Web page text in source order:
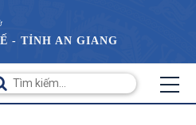
- TỈNH AN GIANG